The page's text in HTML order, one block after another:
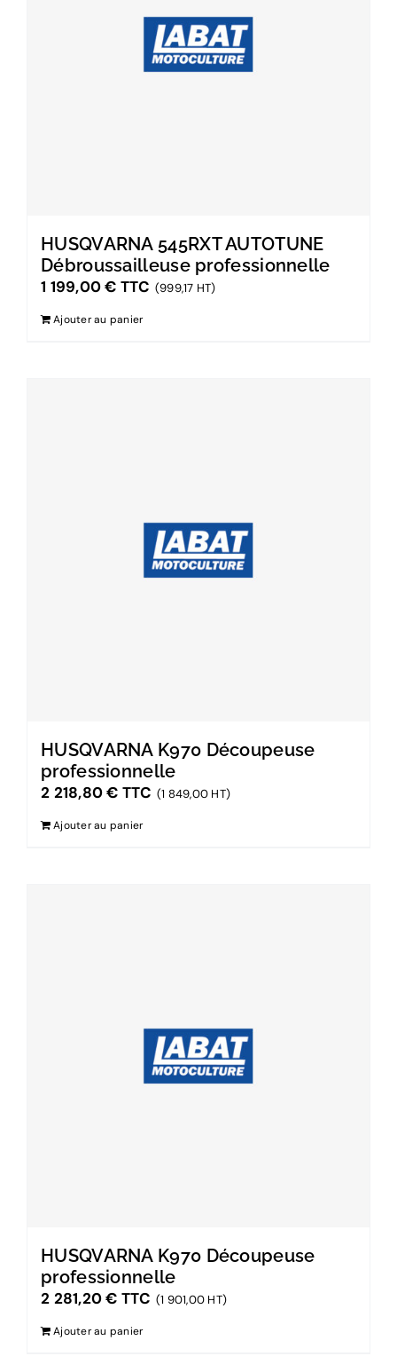
HUSQVARNA 545RXT AUTOTUNE
Débroussailleuse professionnelle
1 199,00€ TTC (999,17 HT)
Ajouter au panier
HUSQVARNA K970 Découpeuse
professionnelle
2 218,80€ TTC (1 849,00 HT)
Ajouter au panier
HUSQVARNA K970 Découpeuse
professionnelle
2 281,20€ TTC (1 901,00 HT)
Ajouter au panier